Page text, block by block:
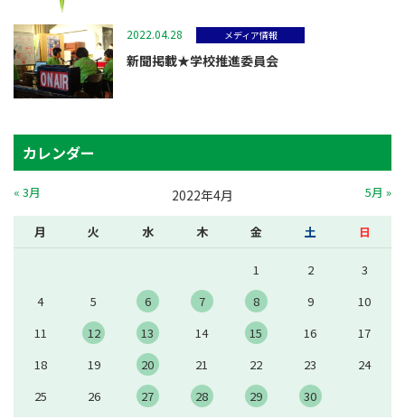
2022.04.28 メディア情報
新聞掲載★学校推進委員会
カレンダー
2022年4月
月 火 水 木 金 土 日
1 2
3
4
5 6 7 8 9
10
11
12 13 14 15 16
17
18
19 20 21 22 23
24
25
26 27 28 29 30
« 3月 5月 »